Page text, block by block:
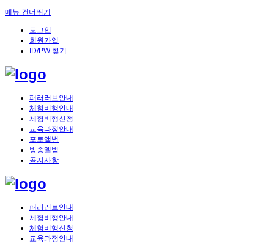
메뉴 건너뛰기
로그인
회원가입
ID/PW 찾기
패러러브안내
체험비행안내
체험비행신청
교육과정안내
포토앨범
방송앨범
공지사항
패러러브안내
체험비행안내
체험비행신청
교육과정안내